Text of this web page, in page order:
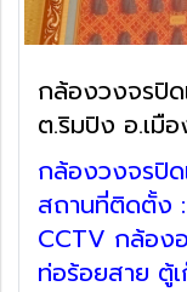
กล้องวงจรปิ
กล้องวงจรปิ
สถานที่ติดตั้ง : ต.ริมปิง
CCTV กล้อง
ท่อร้อยสาย ตู้